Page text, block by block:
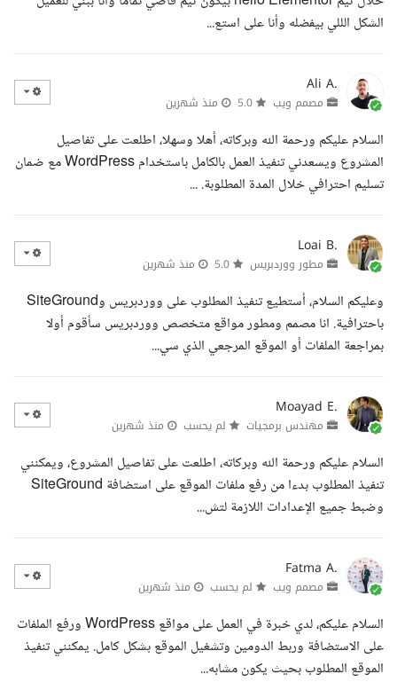
الشكل الللي بيفضله وأنا على استع...
Ali A.
مصمم ويب منذ شهرين
السلام عليكم ورحمة الله وبركاته، أهلا وسهلا، اطلعت على تفاصيل
المشروع ويسعدني تنفيذ العمل بالكامل باستخدام WordPress مع ضمان
تسليم احترافي خلال المدة المطلوبة. ...
Loai B.
مطور ووردبريس منذ شهرين
وعليكم السلام، أستطيع تنفيذ المطلوب على ووردبريس وSiteGround
باحترافية. انا مصمم ومطور مواقع متخصص ووردبريس سأقوم أولا
بمراجعة الملفات أو الموقع المرجعي الذي سي...
Moayad E.
مهندس برمجيات لم يحسب منذ شهرين
السلام عليكم ورحمة الله وبركاته، اطلعت على تفاصيل المشروع، ويمكنني
تنفيذ المطلوب بدءا من رفع ملفات الموقع على استضافة SiteGround
وضبط جميع الإعدادات اللازمة لتش...
Fatma A.
مصمم ويب لم يحسب منذ شهرين
السلام عليكم، لدي خبرة في العمل على مواقع WordPress ورفع الملفات
على الاستضافة وربط الدومين وتشغيل الموقع بشكل كامل. يمكنني تنفيذ
الموقع المطلوب بحيث يكون مشابه...